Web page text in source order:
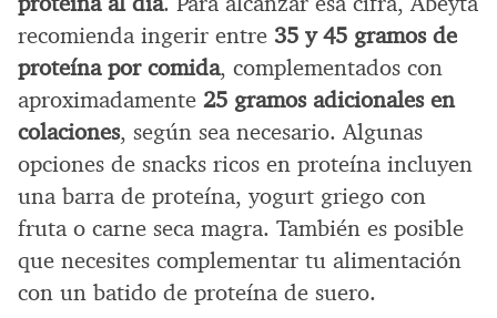
recomienda ingerir entre 35 y 45 gramos de
proteína por comida, complementados con
aproximadamente 25 gramos adicionales en
colaciones, según sea necesario. Algunas
opciones de snacks ricos en proteína incluyen
una barra de proteína, yogurt griego con
fruta o carne seca magra. También es posible
que necesites complementar tu alimentación
con un batido de proteína de suero.